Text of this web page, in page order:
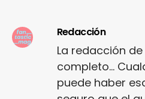
Redacción
La redacción
completo...
puede haber